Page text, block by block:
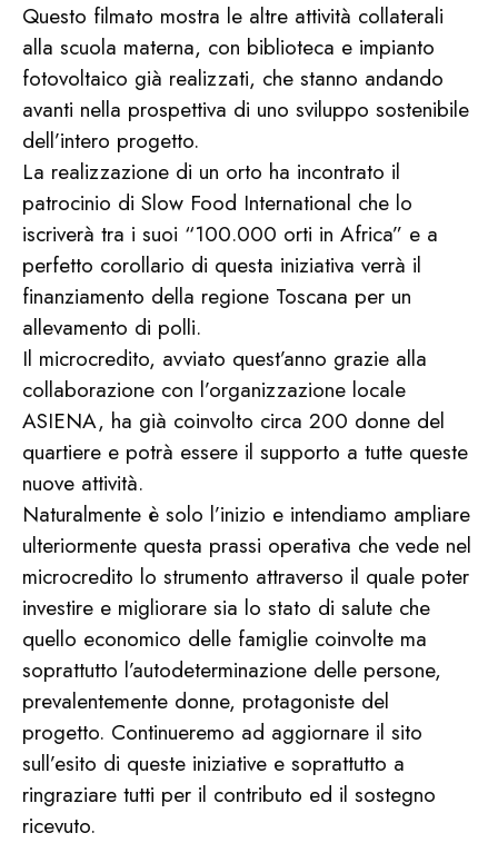
Questo filmato mostra le altre attività collaterali
alla scuola materna, con biblioteca e impianto
fotovoltaico già realizzati, che stanno andando
avanti nella prospettiva di uno sviluppo sostenibile
dell’intero progetto.
La realizzazione di un orto ha incontrato il
patrocinio di Slow Food International che lo
iscriverà tra i suoi “100.000 orti in Africa” e a
perfetto corollario di questa iniziativa verrà il
finanziamento della regione Toscana per un
allevamento di polli.
Il microcredito, avviato quest’anno grazie alla
collaborazione con l’organizzazione locale
ASIENA, ha già coinvolto circa 200 donne del
quartiere e potrà essere il supporto a tutte queste
nuove attività.
Naturalmente è solo l’inizio e intendiamo ampliare
ulteriormente questa prassi operativa che vede nel
microcredito lo strumento attraverso il quale poter
investire e migliorare sia lo stato di salute che
quello economico delle famiglie coinvolte ma
soprattutto l’autodeterminazione delle persone,
prevalentemente donne, protagoniste del
progetto. Continueremo ad aggiornare il sito
sull’esito di queste iniziative e soprattutto a
ringraziare tutti per il contributo ed il sostegno
ricevuto.